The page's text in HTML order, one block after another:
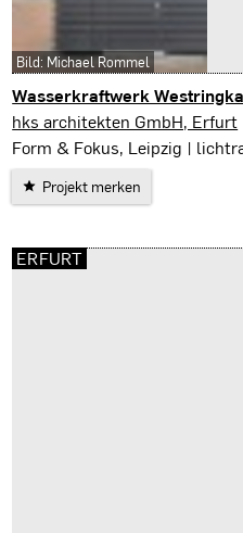
Wasserkraftwerk
Erfurt
hks architekten GmbH, Erfurt
Form & Fokus, Leipzig |
Projekt merken
Bild: Michael Rommel
ERFURT